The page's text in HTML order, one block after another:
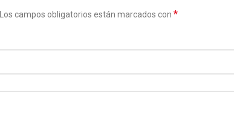
Los campos obligatorios están marcados con *